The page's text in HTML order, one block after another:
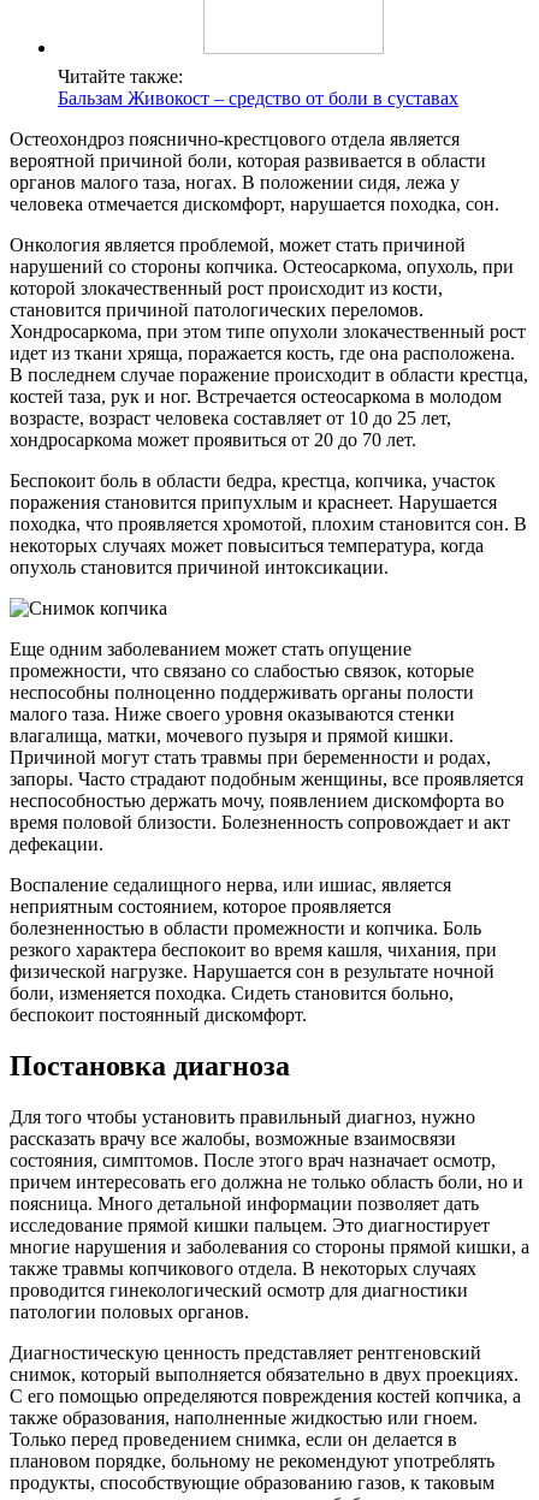
Читайте также:
Бальзам Живокост – средство от боли в суставах
Остеохондроз пояснично-крестцового отдела является
вероятной причиной боли, которая развивается в области
органов малого таза, ногах. В положении сидя, лежа у
человека отмечается дискомфорт, нарушается походка, сон.
Онкология является проблемой, может стать причиной
нарушений со стороны копчика. Остеосаркома, опухоль, при
которой злокачественный рост происходит из кости,
становится причиной патологических переломов.
Хондросаркома, при этом типе опухоли злокачественный рост
идет из ткани хряща, поражается кость, где она расположена.
В последнем случае поражение происходит в области крестца,
костей таза, рук и ног. Встречается остеосаркома в молодом
возрасте, возраст человека составляет от 10 до 25 лет,
хондросаркома может проявиться от 20 до 70 лет.
Беспокоит боль в области бедра, крестца, копчика, участок
поражения становится припухлым и краснеет. Нарушается
походка, что проявляется хромотой, плохим становится сон. В
некоторых случаях может повыситься температура, когда
опухоль становится причиной интоксикации.
Еще одним заболеванием может стать опущение
промежности, что связано со слабостью связок, которые
неспособны полноценно поддерживать органы полости
малого таза. Ниже своего уровня оказываются стенки
влагалища, матки, мочевого пузыря и прямой кишки.
Причиной могут стать травмы при беременности и родах,
запоры. Часто страдают подобным женщины, все проявляется
неспособностью держать мочу, появлением дискомфорта во
время половой близости. Болезненность сопровождает и акт
дефекации.
Воспаление седалищного нерва, или ишиас, является
неприятным состоянием, которое проявляется
болезненностью в области промежности и копчика. Боль
резкого характера беспокоит во время кашля, чихания, при
физической нагрузке. Нарушается сон в результате ночной
боли, изменяется походка. Сидеть становится больно,
беспокоит постоянный дискомфорт.
Постановка диагноза
Для того чтобы установить правильный диагноз, нужно
рассказать врачу все жалобы, возможные взаимосвязи
состояния, симптомов. После этого врач назначает осмотр,
причем интересовать его должна не только область боли, но и
поясница. Много детальной информации позволяет дать
исследование прямой кишки пальцем. Это диагностирует
многие нарушения и заболевания со стороны прямой кишки, а
также травмы копчикового отдела. В некоторых случаях
проводится гинекологический осмотр для диагностики
патологии половых органов.
Диагностическую ценность представляет рентгеновский
снимок, который выполняется обязательно в двух проекциях.
С его помощью определяются повреждения костей копчика, а
также образования, наполненные жидкостью или гноем.
Только перед проведением снимка, если он делается в
плановом порядке, больному не рекомендуют употреблять
продукты, способствующие образованию газов, к таковым